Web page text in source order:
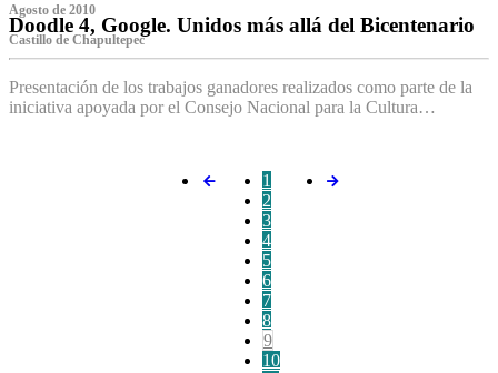
Agosto de 2010
Doodle 4, Google. Unidos más allá del Bicentenario
Castillo de Chapultepec
Presentación de los trabajos ganadores realizados como parte de la
iniciativa apoyada por el Consejo Nacional para la Cultura…
1
2
3
4
5
6
7
8
9
10